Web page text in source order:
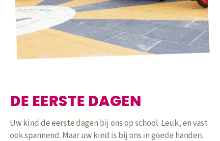
DE EERSTE DAGEN
Uw kind de eerste dagen bij ons op school. Leuk, en vast
ook spannend. Maar uw kind is bij ons in goede handen.